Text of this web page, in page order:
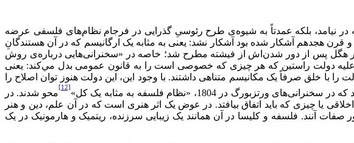
در نیامد، بلکه عمدتاً به شیوه‌ی طرح رئوسیِ گذرایی در فرجام نظام‌های فلسفی عرضه
با نحوه‌‌ای که بر فیشته و قرن هجدهم آشکار شده بود آشکار نشد: یعنی به مثابه یک ارگانیسم که در آن هستندگانِ
هگل پس از دور شدن‌اش از فیشته مطرح شد؛ خاصه در «سخنرانی‌هایی درباره‌ی روش
شد؛ البته نه علیه دولت راستین که هر چیزی که خصوصی است را به قانون عمومی بدل مي‌‌کند: یعنی
با خلق صرفاً یک مکانیسم متناهی داشتند. با وجود این، این دولت هنوز توان اصلاح را
در 1804، «نظام فلسفه به مثابه یک کل»
[12]
محو شدند. در
یا چیزی که باید اتفاق بیافتد. در عوض یک اثر هنری است که در آن علم، دین و هنر
آنند. فلسفه و کلیسا در آن همانند یک زیبایی سرزنده، ریتمیک و هارمونیک در یک